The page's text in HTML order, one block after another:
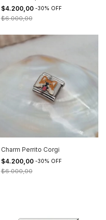
$4.200,00 -30% OFF
$6.000,00
Charm Perrito Corgi
$4.200,00 -30% OFF
$6.000,00